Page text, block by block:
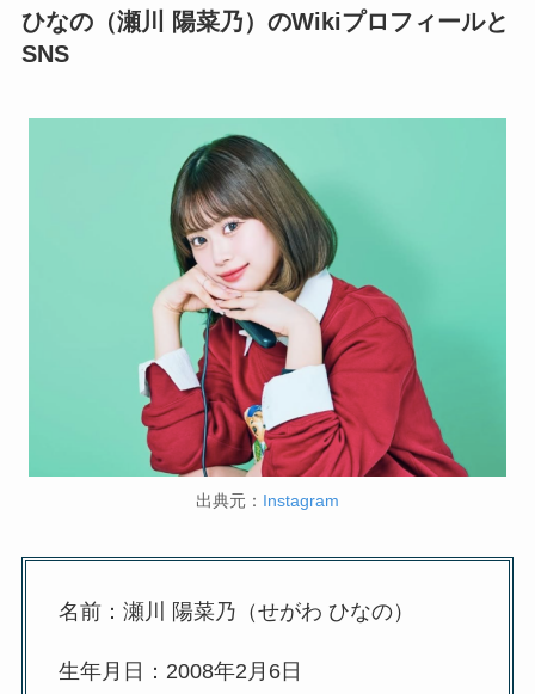
ひなの（瀬川 陽菜乃）のWikiプロフィールと
SNS
出典元： Instagram
名前：瀬川 陽菜乃（せがわ ひなの）
生年月日：2008年2月6日